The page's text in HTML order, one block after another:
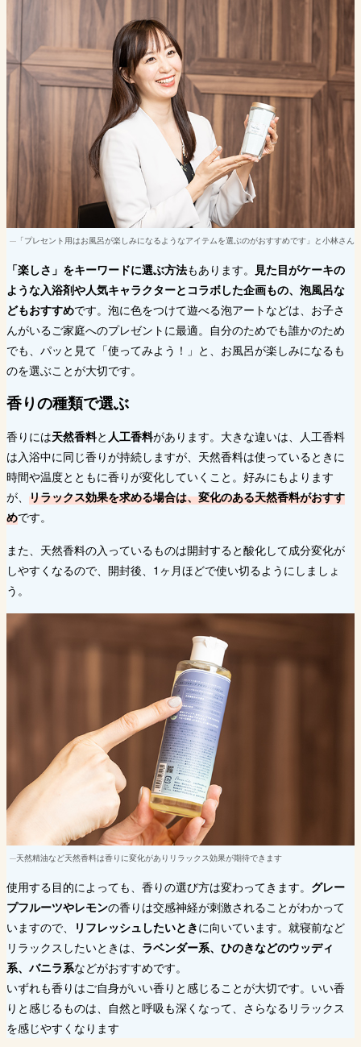
「プレセント用はお風呂が楽しみになるようなアイテムを選ぶのがおすすめです」と小林さん
「楽しさ」をキーワードに選ぶ方法もあります。
見た目がケーキの
ような入浴剤や人気キャラクターとコラボした企画もの、泡風呂な
どもおすすめです。泡に色をつけて遊べる泡アートなどは、お子さ
んがいるご家庭へのプレゼントに最適。自分のためでも誰かのため
でも、パッと見て「使ってみよう！」と、お風呂が楽しみになるも
のを選ぶことが大切です。
香りの種類で選ぶ
香りには天然香料と 人工香料があります。大きな違いは、人工香料
は入浴中に同じ香りが持続しますが、天然香料は使っているときに
時間や温度とともに香りが変化していくこと。好みにもよります
が、 リラックス効果を求める場合は、変化のある天然香料がおすす
めです。
また、天然香料の入っているものは開封すると酸化して成分変化が
しやすくなるので、開封後、1ヶ月ほどで使い切るようにしましょ
う。
天然精油など天然香料は香りに変化がありリラックス効果が期待できます
使用する目的によっても、香りの選び方は変わってきます。 グレー
プフルーツやレモンの香りは交感神経が刺激されることがわかって
いますので、
リフレッシュしたいときに向いています。就寝前など
リラックスしたいときは、 ラベンダー系、ひのきなどのウッディ
系、バニラ系などがおすすめです。
いずれも香りはご自身がいい香りと感じることが大切です。いい香
りと感じるものは、自然と呼吸も深くなって、さらなるリラックス
を感じやすくなります